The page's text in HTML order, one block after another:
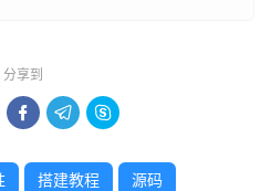
分享到
  
搭建教程 源码